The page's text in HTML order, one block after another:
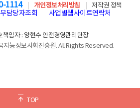
TOP
1114 개인정보처리방침
저작권 정책
담당자조회 사업별웹사이트연락처
책임자 : 양현수 안전경영관리단장
능정보사회진흥원. All Rights Reserved.